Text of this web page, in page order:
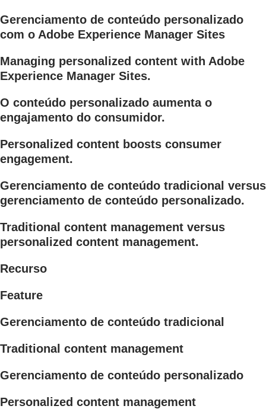
Gerenciamento de conteúdo personalizado
com o Adobe Experience Manager Sites
Managing personalized content with Adobe
Experience Manager Sites.
O conteúdo personalizado aumenta o
engajamento do consumidor.
Personalized content boosts consumer
engagement.
Gerenciamento de conteúdo tradicional versus
gerenciamento de conteúdo personalizado.
Traditional content management versus
personalized content management.
Recurso
Feature
Gerenciamento de conteúdo tradicional
Traditional content management
Gerenciamento de conteúdo personalizado
Personalized content management